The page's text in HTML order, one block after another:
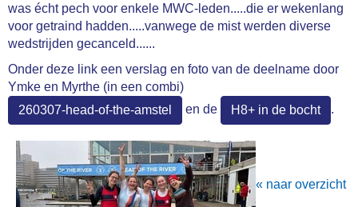
was écht pech voor enkele MWC-leden.....die er wekenlang
voor getraind hadden.....vanwege de mist werden diverse
wedstrijden gecanceld......
Onder deze link een verslag en foto van de deelname door
Ymke en Myrthe (in een combi)
260307-head-of-the-amstel
en de H8+ in de bocht .
« naar overzicht